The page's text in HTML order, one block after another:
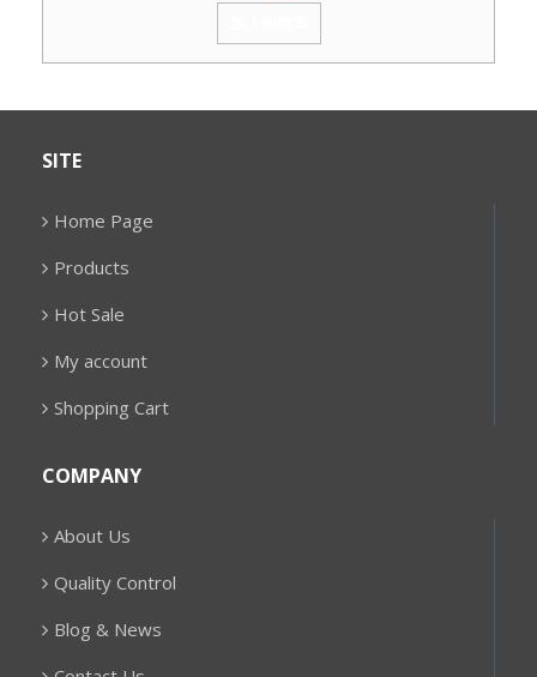
SITE
Home Page
Products
Hot Sale
My account
Shopping Cart
COMPANY
About Us
Quality Control
Blog & News